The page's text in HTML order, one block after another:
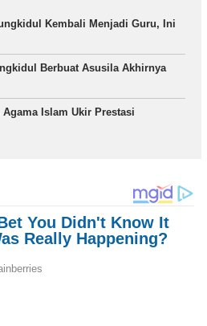
Kembali Menjadi Guru, Ini
Berbuat Asusila Akhirnya
Islam Ukir Prestasi